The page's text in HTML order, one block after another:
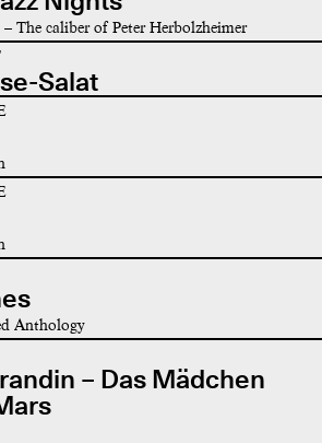
The caliber of Peter Herbolzheimer
Salat
Anthology
– Das Mädchen